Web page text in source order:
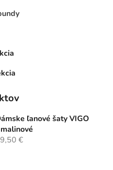
ľanové šaty VIGO
€